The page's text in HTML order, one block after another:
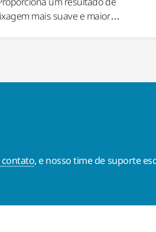
mais suave e maior…
contato, e nosso time de suporte